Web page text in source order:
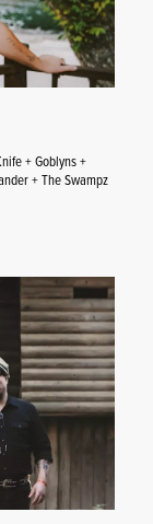
+ Goblyns +
+ The Swampz